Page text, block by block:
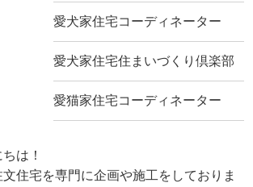
愛犬家住宅コーディネーター
愛犬家住宅住まいづくり倶楽部
愛猫家住宅コーディネーター
は！
住宅を専門に企画や施工をしておりま